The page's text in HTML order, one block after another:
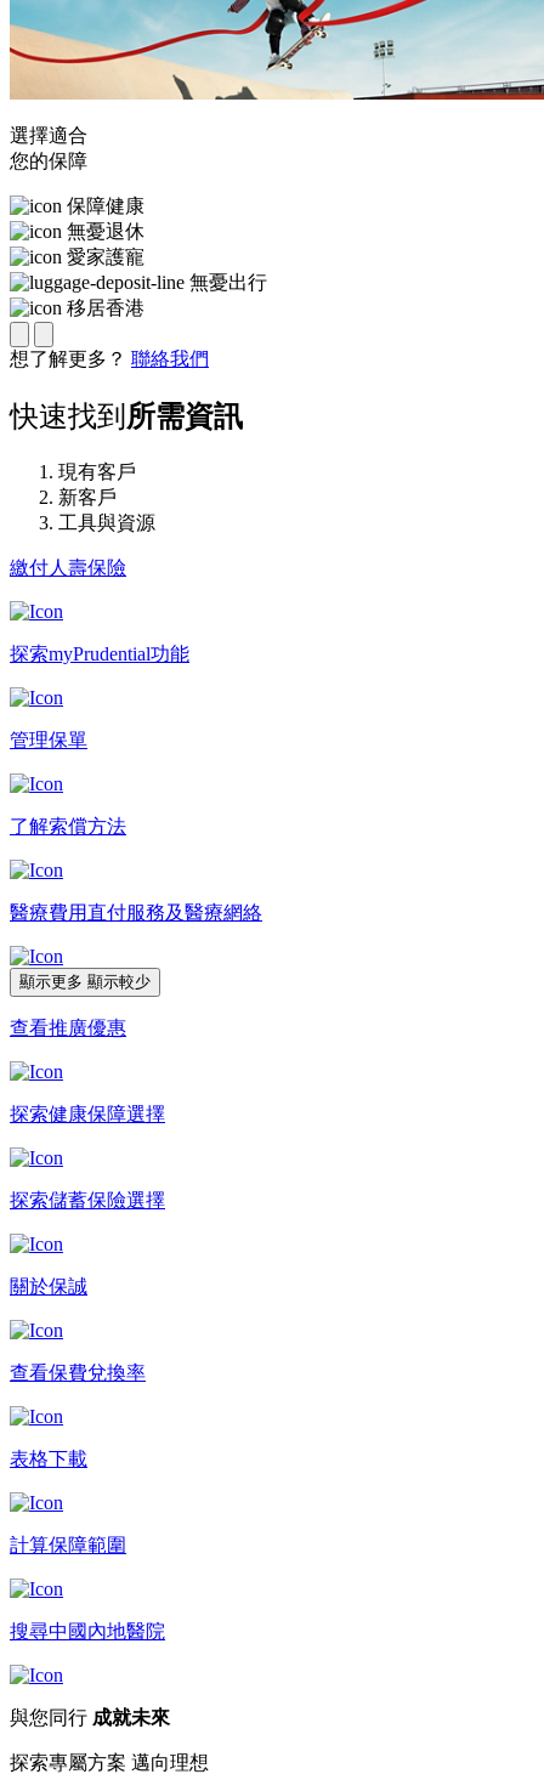
選擇適合
您的保障
保障健康
無憂退休
愛家護寵
無憂出行
移居香港
想了解更多？ 聯絡我們
快速找到 所需資訊
現有客戶
新客戶
工具與資源
繳付人壽保險
探索myPrudential功能
管理保單
了解索償方法​
醫療費用直付服務及醫療網絡
顯示更多 顯示較少
查看推廣優惠
探索健康保障選擇
探索儲蓄保險選擇
關於保誠
查看保費兌換率
表格下載
計算保障範圍​
搜尋中國內地醫院​
與您同行 成就未來
探索專屬方案 邁向理想